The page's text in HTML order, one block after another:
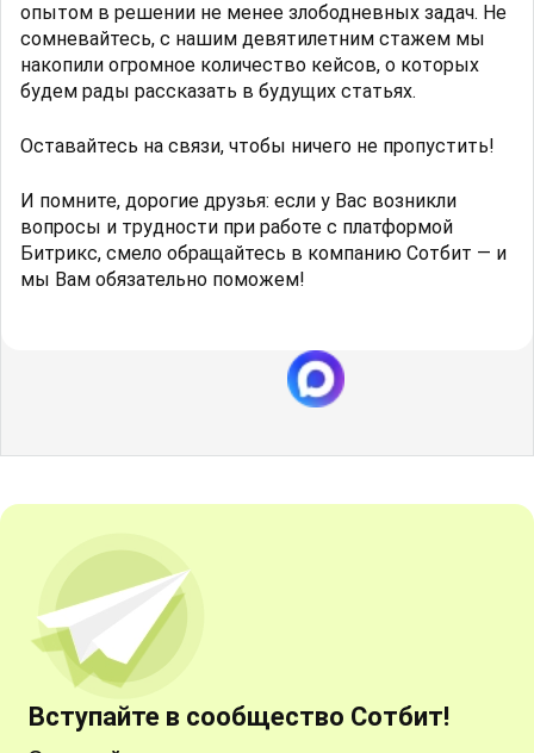
опытом в решении не менее злободневных задач. Не
сомневайтесь, с нашим девятилетним стажем мы
накопили огромное количество кейсов, о которых
будем рады рассказать в будущих статьях.
Оставайтесь на связи, чтобы ничего не пропустить!
И помните, дорогие друзья: если у Вас возникли
вопросы и трудности при работе с платформой
Битрикс, смело обращайтесь в компанию Сотбит — и
мы Вам обязательно поможем!
Вступайте в сообщество Сотбит!